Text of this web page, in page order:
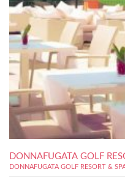
DONNAFUGATA GOLF
DONNAFUGATA GOLF RESORT &